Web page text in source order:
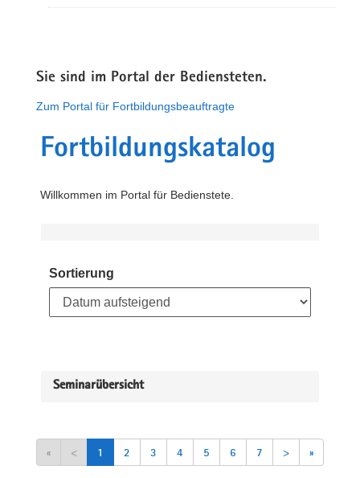
Sie sind im Portal der Bediensteten.
Zum Portal für Fortbildungsbeauftragte
Fortbildungskatalog
Willkommen im Portal für Bedienstete.
Sortierung
Seminarübersicht
« < 1 2 3 4 5 6 7 > »